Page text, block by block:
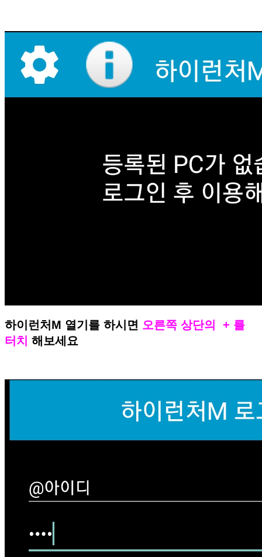
하이런처M 열기를 하시면 오른쪽 상단의 + 를
터치 해보세요